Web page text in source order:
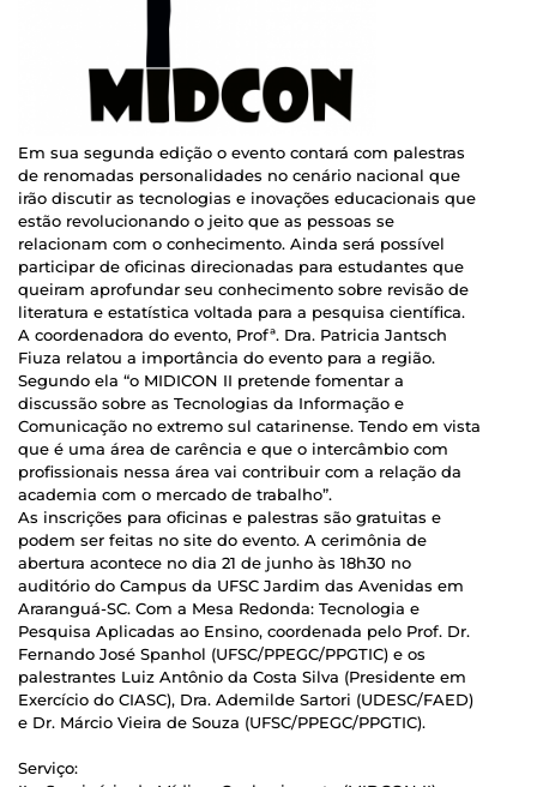
Em sua segunda edição o evento contará com palestras
de renomadas personalidades no cenário nacional que
irão discutir as tecnologias e inovações educacionais que
estão revolucionando o jeito que as pessoas se
relacionam com o conhecimento. Ainda será possível
participar de oficinas direcionadas para estudantes que
queiram aprofundar seu conhecimento sobre revisão de
literatura e estatística voltada para a pesquisa científica.
A coordenadora do evento, Profª. Dra. Patricia Jantsch
Fiuza relatou a importância do evento para a região.
Segundo ela “o MIDICON II pretende fomentar a
discussão sobre as Tecnologias da Informação e
Comunicação no extremo sul catarinense. Tendo em vista
que é uma área de carência e que o intercâmbio com
profissionais nessa área vai contribuir com a relação da
academia com o mercado de trabalho”.
As inscrições para oficinas e palestras são gratuitas e
podem ser feitas no site do evento. A cerimônia de
abertura acontece no dia 21 de junho às 18h30 no
auditório do Campus da UFSC Jardim das Avenidas em
Araranguá-SC. Com a Mesa Redonda: Tecnologia e
Pesquisa Aplicadas ao Ensino, coordenada pelo Prof. Dr.
Fernando José Spanhol (UFSC/PPEGC/PPGTIC) e os
palestrantes Luiz Antônio da Costa Silva (Presidente em
Exercício do CIASC), Dra. Ademilde Sartori (UDESC/FAED)
e Dr. Márcio Vieira de Souza (UFSC/PPEGC/PPGTIC).
Serviço: